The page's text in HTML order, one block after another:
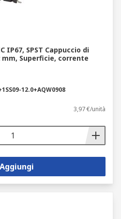
SPST Cappuccio di
Superficie, corrente
12.0+AQW0908
3,97 €/unità